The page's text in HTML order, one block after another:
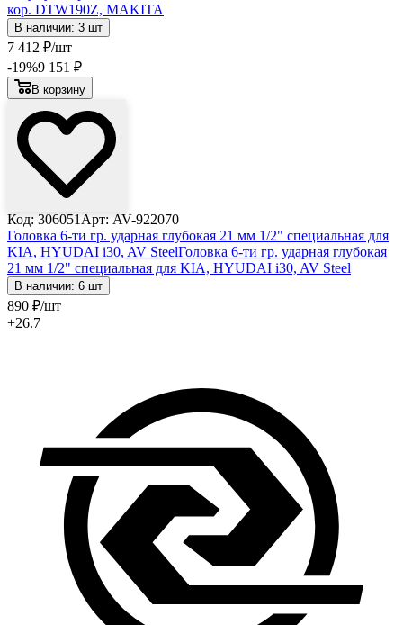
кор. DTW190Z, MAKITA
В наличии: 3 шт
7 412 ₽/шт
-19%9 151 ₽
В корзину
Код: 306051 Арт: AV-922070
Головка 6-ти гр. ударная глубокая 21 мм 1/2" специальная для
KIA, HYUDAI i30, AV SteelГоловка 6-ти гр. ударная глубокая
21 мм 1/2" специальная для KIA, HYUDAI i30, AV Steel
В наличии: 6 шт
890 ₽/шт
+26.7